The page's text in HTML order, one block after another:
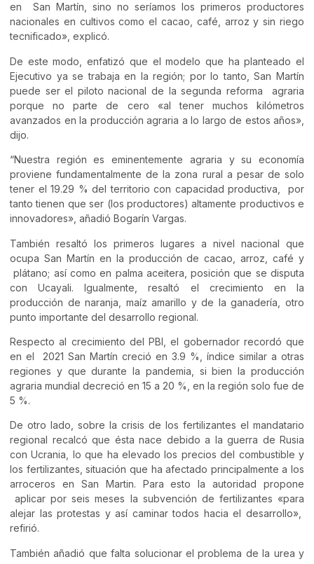
en San Martín, sino no seríamos los primeros productores
nacionales en cultivos como el cacao, café, arroz y sin riego
tecnificado», explicó.
De este modo, enfatizó que el modelo que ha planteado el
Ejecutivo ya se trabaja en la región; por lo tanto, San Martín
puede ser el piloto nacional de la segunda reforma agraria
porque no parte de cero «al tener muchos kilómetros
avanzados en la producción agraria a lo largo de estos años»,
dijo.
“Nuestra región es eminentemente agraria y su economía
proviene fundamentalmente de la zona rural a pesar de solo
tener el 19.29 % del territorio con capacidad productiva, por
tanto tienen que ser (los productores) altamente productivos e
innovadores», añadió Bogarín Vargas.
También resaltó los primeros lugares a nivel nacional que
ocupa San Martín en la producción de cacao, arroz, café y
plátano; así como en palma aceitera, posición que se disputa
con Ucayali. Igualmente, resaltó el crecimiento en la
producción de naranja, maíz amarillo y de la ganadería, otro
punto importante del desarrollo regional.
Respecto al crecimiento del PBI, el gobernador recordó que
en el 2021 San Martín creció en 3.9 %, índice similar a otras
regiones y que durante la pandemia, si bien la producción
agraria mundial decreció en 15 a 20 %, en la región solo fue de
5 %.
De otro lado, sobre la crisis de los fertilizantes el mandatario
regional recalcó que ésta nace debido a la guerra de Rusia
con Ucrania, lo que ha elevado los precios del combustible y
los fertilizantes, situación que ha afectado principalmente a los
arroceros en San Martin. Para esto la autoridad propone
aplicar por seis meses la subvención de fertilizantes «para
alejar las protestas y así caminar todos hacia el desarrollo»,
refirió.
También añadió que falta solucionar el problema de la urea y